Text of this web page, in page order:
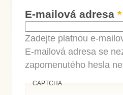
E-mailová adresa *
Zadejte platnou e-
E-mailová adresa se
zapomenutého hesla
CAPTCHA